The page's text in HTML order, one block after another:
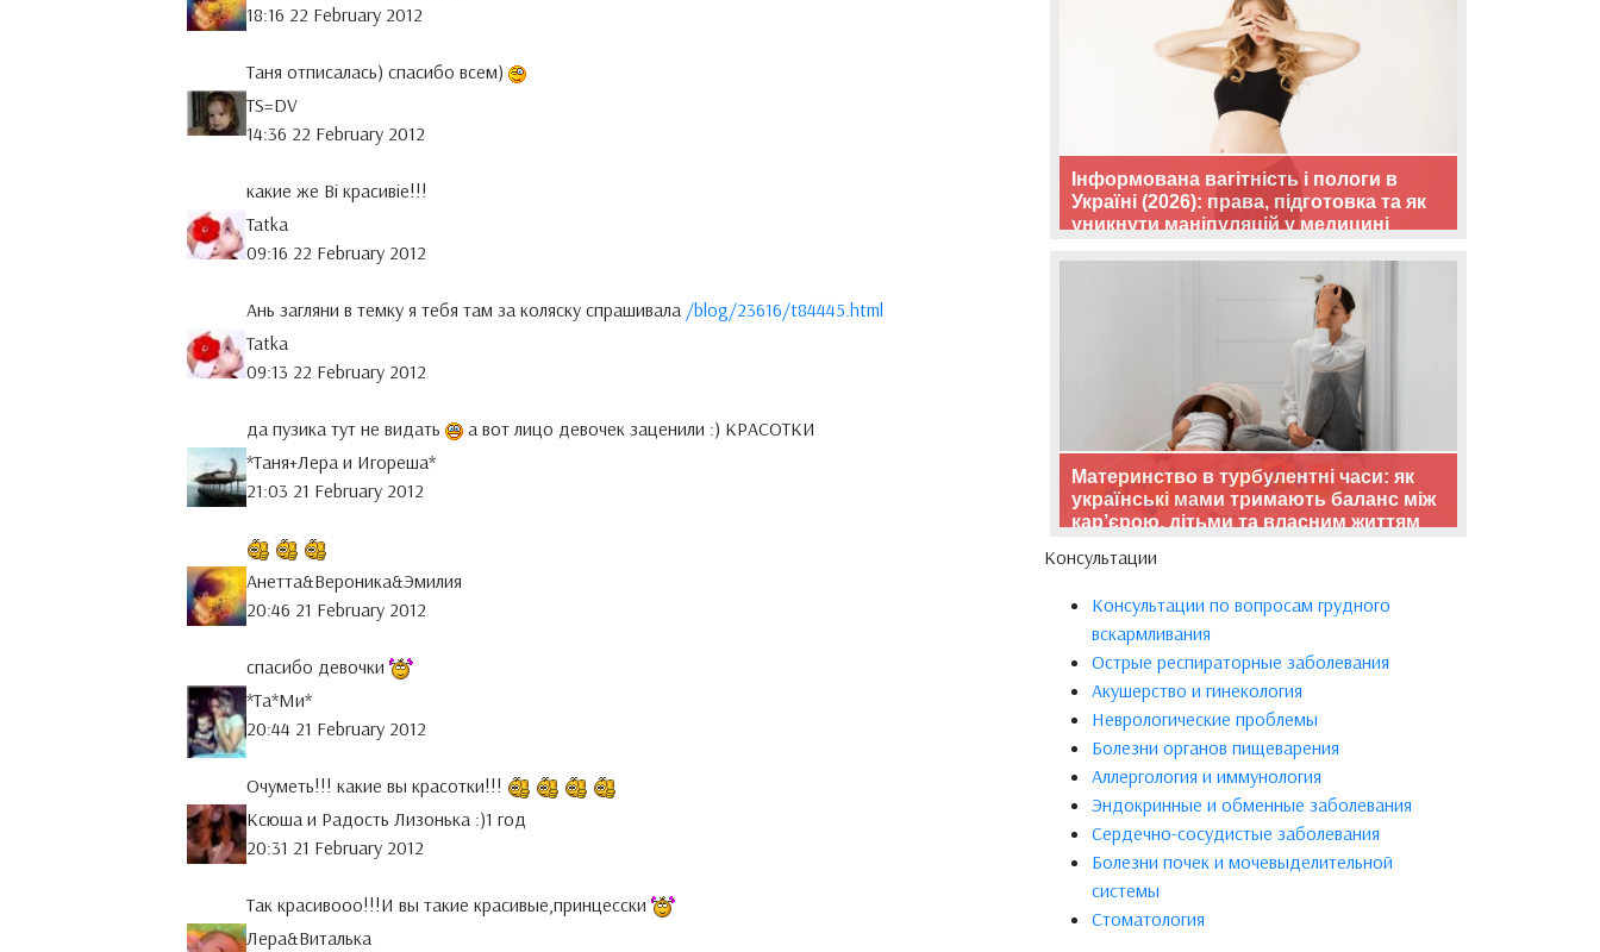
18:16 22 February 2012
Таня отписалась) спасибо всем)
TS=DV
14:36 22 February 2012
какие же Ві красивіе!!!
Tatka
09:16 22 February 2012
Ань загляни в темку я тебя там за коляску спрашивала /blog/23616/t84445.html
Tatka
09:13 22 February 2012
да пузика тут не видать
а вот лицо девочек заценили :) КРАСОТКИ
*Таня+Лера и Игореша*
21:03 21 February 2012
Анетта&Вероника&Эмилия
20:46 21 February 2012
спасибо девочки
*Тa*Ми*
20:44 21 February 2012
Очуметь!!! какие вы красотки!!!
Ксюша и Радость Лизонька :)1 год
20:31 21 February 2012
Так красивооо!!!И вы такие красивые,принцесски
Лера&Виталька
Інформована вагітність і пологи в
Україні (2026): права, підготовка та як
уникнути маніпуляцій у медицині
Материнство в турбулентні часи: як
українські мами тримають баланс між
кар’єрою, дітьми та власним життям
Консультации
Консультации по вопросам грудного
вскармливания
Острые респираторные заболевания
Акушерство и гинекология
Неврологические проблемы
Болезни органов пищеварения
Аллергология и иммунология
Эндокринные и обменные заболевания
Сердечно-сосудистые заболевания
Болезни почек и мочевыделительной
системы
Стоматология